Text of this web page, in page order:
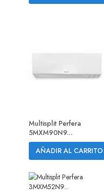
Multisplit Perfera
5MXM90N9...
AÑADIR AL CARRITO